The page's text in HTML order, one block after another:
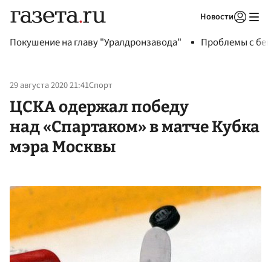
Новости
Покушение на главу "Уралдронзавода" Проблемы с
29 августа 2020 21:41Спорт
ЦСКА одержал победу
над «Спартаком» в матче Кубка
мэра Москвы